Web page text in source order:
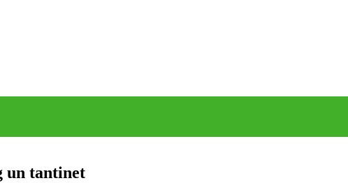
un tantinet